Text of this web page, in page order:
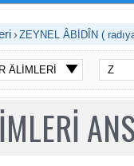
ZEYNEL ÂBİDÎN (